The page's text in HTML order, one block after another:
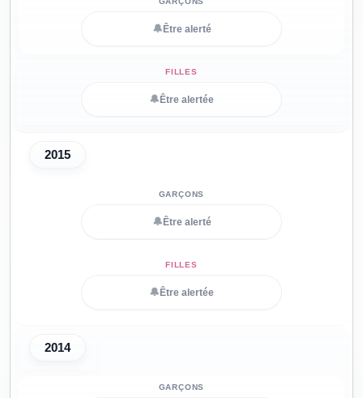
🔔 Être alerté
🔔 Être alertée
2015
🔔 Être alerté
🔔 Être alertée
2014